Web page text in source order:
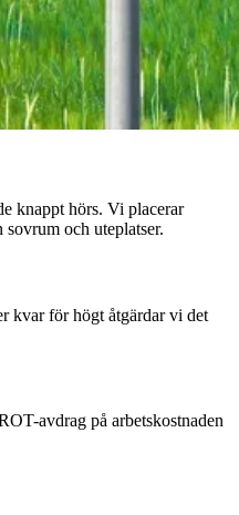
knappt hörs. Vi placerar
och uteplatser.
kvar för högt åtgärdar vi det
avdrag på arbetskostnaden